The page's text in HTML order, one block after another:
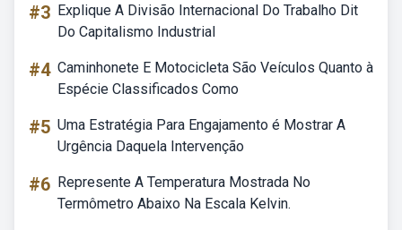
#3 Explique A Divisão Internacional Do Trabalho Dit
Do Capitalismo Industrial
#4 Caminhonete E Motocicleta São Veículos Quanto à
Espécie Classificados Como
#5 Uma Estratégia Para Engajamento é Mostrar A
Urgência Daquela Intervenção
#6 Represente A Temperatura Mostrada No
Termômetro Abaixo Na Escala Kelvin.